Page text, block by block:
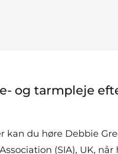
og tarmpleje
kan du høre Debbie
(SIA), UK,